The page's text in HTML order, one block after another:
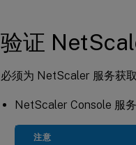
验证
必须为 NetScaler 服务获取
NetScaler Console 服
注意